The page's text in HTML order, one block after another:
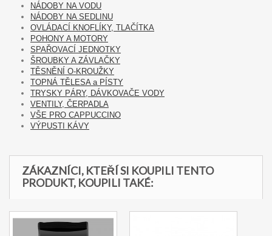
NÁDOBY NA VODU
NÁDOBY NA SEDLINU
OVLÁDACÍ KNOFLÍKY, TLAČÍTKA
POHONY A MOTORY
SPAŘOVACÍ JEDNOTKY
ŠROUBKY A ZÁVLAČKY
TĚSNĚNÍ O-KROUŽKY
TOPNÁ TĚLESA a PÍSTY
TRYSKY PÁRY, DÁVKOVAČE VODY
VENTILY, ČERPADLA
VŠE PRO CAPPUCCINO
VÝPUSTI KÁVY
ZÁKAZNÍCI, KTEŘÍ SI KOUPILI TENTO
PRODUKT, KOUPILI TAKÉ: